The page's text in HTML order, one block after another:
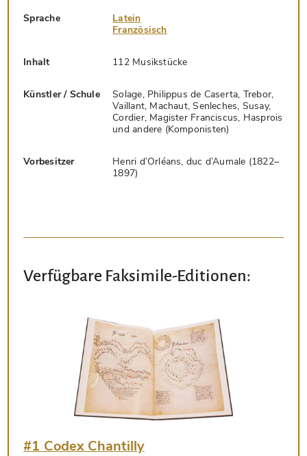
Sprache
Latein
Französisch
Inhalt 112 Musikstücke
Künstler / Schule
Solage, Philippus de Caserta, Trebor,
Vaillant, Machaut, Senleches, Susay,
Cordier, Magister Franciscus, Hasprois
und andere (Komponisten)
Vorbesitzer
Henri d’Orléans, duc d’Aumale (1822–
1897)
Verfügbare Faksimile-Editionen:
#1 Codex Chantilly